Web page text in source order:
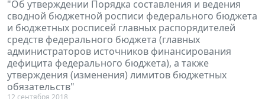
"Об утверждении Порядка составления и ведения
сводной бюджетной росписи федерального бюджета
и бюджетных росписей главных распорядителей
средств федерального бюджета (главных
администраторов источников финансирования
дефицита федерального бюджета), а также
утверждения (изменения) лимитов бюджетных
обязательств"
12 сентября 2018